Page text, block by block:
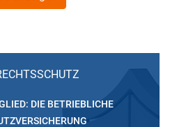
DIE BETRIEBLICHE